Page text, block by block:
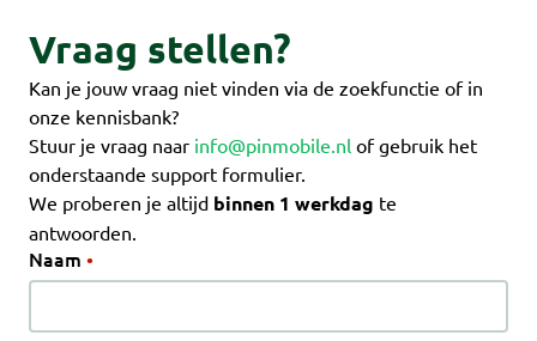
Vraag stellen?
Kan je jouw vraag niet vinden via de zoekfunctie of in
onze kennisbank?
Stuur je vraag naar info@pinmobile.nl of gebruik het
onderstaande support formulier.
We proberen je altijd binnen 1 werkdag te
antwoorden.
Naam •